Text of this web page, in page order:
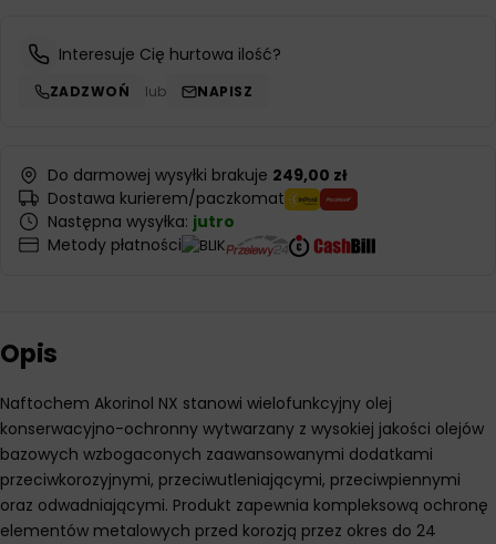
Interesuje Cię hurtowa ilość?
ZADZWOŃ lub NAPISZ
Do darmowej wysyłki brakuje 249,00 zł
Dostawa kurierem/paczkomat
Następna wysyłka: jutro
Metody płatności
Opis
Naftochem Akorinol NX stanowi wielofunkcyjny olej
konserwacyjno-ochronny wytwarzany z wysokiej jakości olejów
bazowych wzbogaconych zaawansowanymi dodatkami
przeciwkorozyjnymi, przeciwutleniającymi, przeciwpiennymi
oraz odwadniającymi. Produkt zapewnia kompleksową ochronę
elementów metalowych przed korozją przez okres do 24